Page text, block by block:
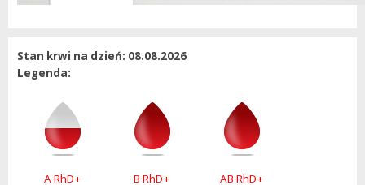
Stan krwi na dzień: 08.08.2026
Legenda:
A RhD+ B RhD+ AB RhD+